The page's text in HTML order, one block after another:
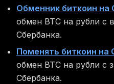
Обменник биткоин на
обмен BTC на рубли с
Сбербанка.
Поменять биткоин на
обмен BTC на рубли с
Сбербанка.